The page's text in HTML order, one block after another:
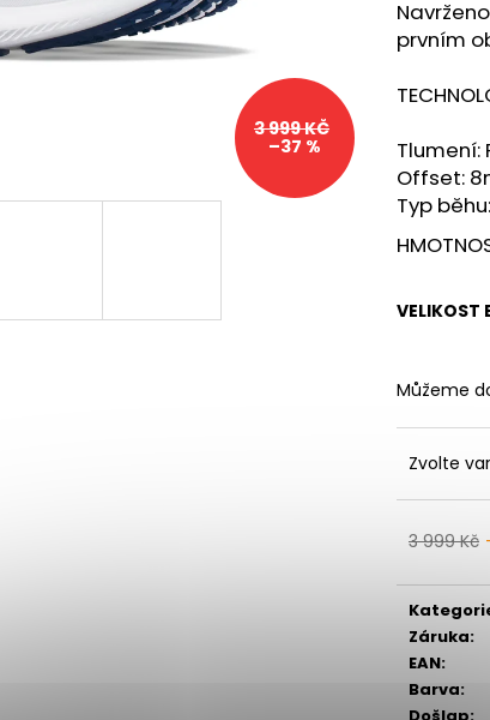
prvním
Tlumení:
Offset:
Typ
VELIKOST
Můžeme
Zvolte
3 999 Kč
Záruka:
EAN:
Barva:
Došlap:
3 999 KČ
–37 %
MERRELL HYDRO MOC
BLACK/MOSSTONE
1 399 Kč